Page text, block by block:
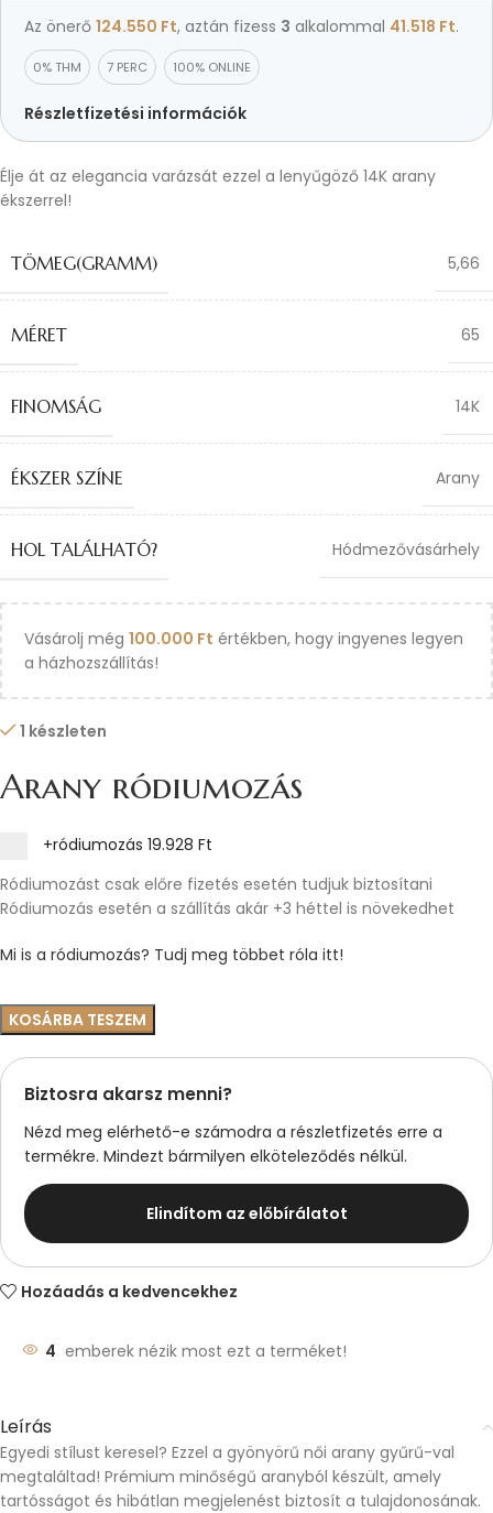
Az önerő 124.550 Ft, aztán fizess 3 alkalommal 41.518 Ft.
0% THM 7 PERC 100% ONLINE
Részletfizetési információk
Élje át az elegancia varázsát ezzel a lenyűgöző 14K arany
ékszerrel!
TÖMEG(GRAMM) 5,66
MÉRET 65
FINOMSÁG 14K
ÉKSZER SZÍNE Arany
HOL TALÁLHATÓ? Hódmezővásárhely
Vásárolj még 100.000 Ft értékben, hogy ingyenes legyen
a házhozszállítás!
1 készleten
Arany ródiumozás
+ródiumozás 19.928 Ft
Ródiumozást csak előre fizetés esetén tudjuk biztosítani
Ródiumozás esetén a szállítás akár +3 héttel is növekedhet
Mi is a ródiumozás? Tudj meg többet róla itt!
KOSÁRBA TESZEM
Biztosra akarsz menni?
Nézd meg elérhető-e számodra a részletfizetés erre a
termékre. Mindezt bármilyen elköteleződés nélkül.
Elindítom az előbírálatot
Hozáadás a kedvencekhez
4 emberek nézik most ezt a terméket!
Leírás
Egyedi stílust keresel? Ezzel a gyönyörű női arany gyűrű-val
megtaláltad! Prémium minőségű aranyból készült, amely
tartósságot és hibátlan megjelenést biztosít a tulajdonosának.